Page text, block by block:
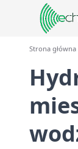
Strona główna